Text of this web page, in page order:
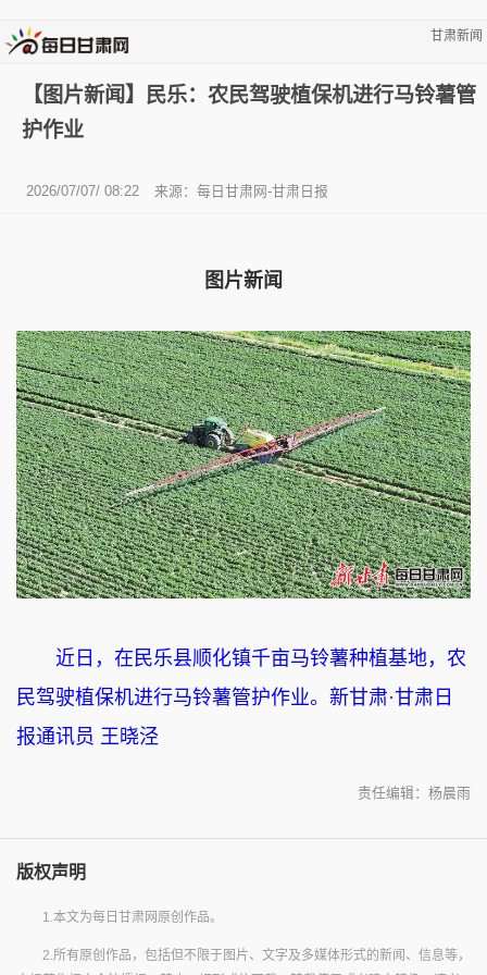
甘肃新闻
【图片新闻】民乐：农民驾驶植保机进行马铃薯管
护作业
2026/07/07/ 08:22 来源：每日甘肃网-甘肃日报
图片新闻
近日，在民乐县顺化镇千亩马铃薯种植基地，农
民驾驶植保机进行马铃薯管护作业。新甘肃·甘肃日
报通讯员 王晓泾
责任编辑：杨晨雨
版权声明
1.本文为每日甘肃网原创作品。
2.所有原创作品，包括但不限于图片、文字及多媒体形式的新闻、信息等，